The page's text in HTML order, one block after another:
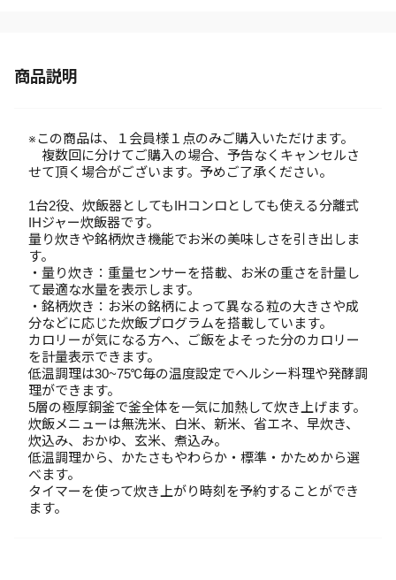
商品説明
※この商品は、１会員様１点のみご購入いただけます。
複数回に分けてご購入の場合、予告なくキャンセルさ
せて頂く場合がございます。予めご了承ください。
1台2役、炊飯器としてもIHコンロとしても使える分離式
IHジャー炊飯器です。
量り炊きや銘柄炊き機能でお米の美味しさを引き出しま
す。
・量り炊き：重量センサーを搭載、お米の重さを計量し
て最適な水量を表示します。
・銘柄炊き：お米の銘柄によって異なる粒の大きさや成
分などに応じた炊飯プログラムを搭載しています。
カロリーが気になる方へ、ご飯をよそった分のカロリー
を計量表示できます。
低温調理は30~75℃毎の温度設定でヘルシー料理や発酵調
理ができます。
5層の極厚銅釜で釜全体を一気に加熱して炊き上げます。
炊飯メニューは無洗米、白米、新米、省エネ、早炊き、
炊込み、おかゆ、玄米、煮込み。
低温調理から、かたさもやわらか・標準・かためから選
べます。
タイマーを使って炊き上がり時刻を予約することができ
ます。